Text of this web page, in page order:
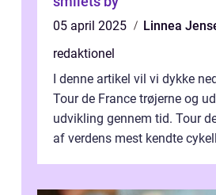
05 april 2025
Linnea
redaktionel
I denne artikel vil vi dykke
Tour de France trøjerne og
udvikling gennem tid. Tour
af verdens mest kendte